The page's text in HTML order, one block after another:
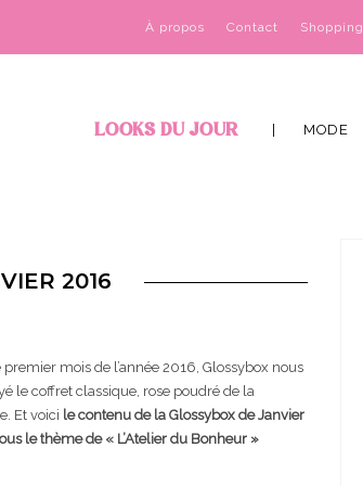
À propos Contact Shopping
LOOKS DU JOUR MODE
2016
premier mois de l’année 2016, Glossybox nous
le coffret classique, rose poudré de la
Et voici le contenu de la Glossybox de Janvier
le thème de « L’Atelier du Bonheur »